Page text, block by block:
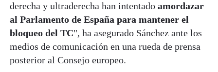
derecha y ultraderecha han intentado amordazar
al Parlamento de España para mantener el
bloqueo del TC", ha asegurado Sánchez ante los
medios de comunicación en una rueda de prensa
posterior al Consejo europeo.